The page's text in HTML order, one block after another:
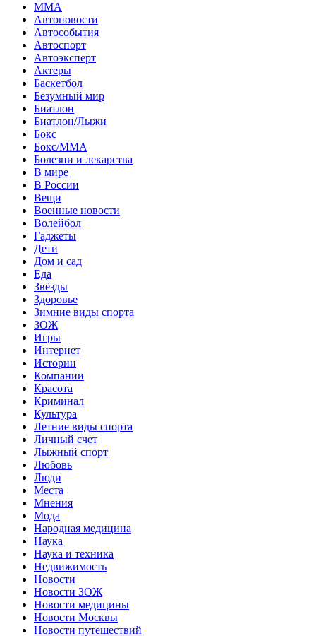
MMA
Автоновости
Автособытия
Автоспорт
Автоэксперт
Актеры
Баскетбол
Безумный мир
Биатлон
Биатлон/Лыжи
Бокс
Бокс/MMA
Болезни и лекарства
В мире
В России
Вещи
Военные новости
Волейбол
Гаджеты
Дети
Дом и сад
Еда
Звёзды
Здоровье
Зимние виды спорта
ЗОЖ
Игры
Интернет
Истории
Компании
Красота
Криминал
Культура
Летние виды спорта
Личный счет
Лыжный спорт
Любовь
Люди
Места
Мнения
Мода
Народная медицина
Наука
Наука и техника
Недвижимость
Новости
Новости ЗОЖ
Новости медицины
Новости Москвы
Новости путешествий